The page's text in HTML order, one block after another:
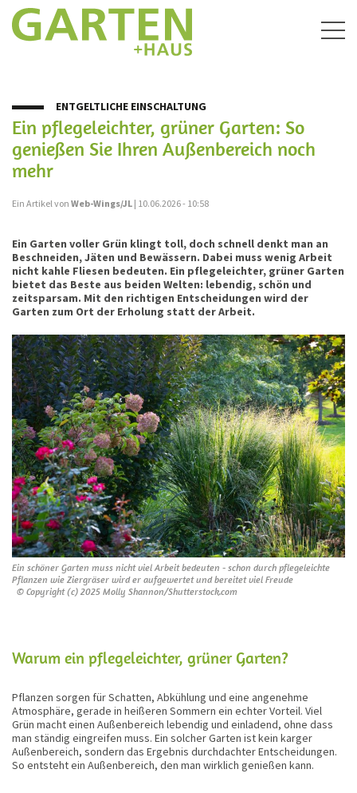
ENTGELTLICHE EINSCHALTUNG
Ein pflegeleichter, grüner Garten: So
genießen Sie Ihren Außenbereich noch
mehr
Ein Artikel von Web-Wings/JL | 10.06.2026 - 10:58
Ein Garten voller Grün klingt toll, doch schnell denkt man an
Beschneiden, Jäten und Bewässern. Dabei muss wenig Arbeit
nicht kahle Fliesen bedeuten. Ein pflegeleichter, grüner Garten
bietet das Beste aus beiden Welten: lebendig, schön und
zeitsparsam. Mit den richtigen Entscheidungen wird der
Garten zum Ort der Erholung statt der Arbeit.
Ein schöner Garten muss nicht viel Arbeit bedeuten - schon durch pflegeleichte
Pflanzen wie Ziergräser wird er aufgewertet und bereitet viel Freude
© Copyright (c) 2025 Molly Shannon/Shutterstock.com
Warum ein pflegeleichter, grüner Garten?
Pflanzen sorgen für Schatten, Abkühlung und eine angenehme
Atmosphäre, gerade in heißeren Sommern ein echter Vorteil. Viel
Grün macht einen Außenbereich lebendig und einladend, ohne dass
man ständig eingreifen muss. Ein solcher Garten ist kein karger
Außenbereich, sondern das Ergebnis durchdachter Entscheidungen.
So entsteht ein Außenbereich, den man wirklich genießen kann.